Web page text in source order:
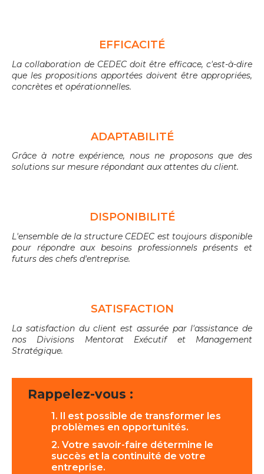
EFFICACITÉ
La collaboration de CEDEC doit être efficace, c'est-à-dire
que les propositions apportées doivent être appropriées,
concrètes et opérationnelles.
ADAPTABILITÉ
Grâce à notre expérience, nous ne proposons que des
solutions sur mesure répondant aux attentes du client.
DISPONIBILITÉ
L'ensemble de la structure CEDEC est toujours disponible
pour répondre aux besoins professionnels présents et
futurs des chefs d'entreprise.
SATISFACTION
La satisfaction du client est assurée par l'assistance de
nos Divisions Mentorat Exécutif et Management
Stratégique.
Rappelez-vous :
1. Il est possible de transformer les
problèmes en opportunités.
2. Votre savoir-faire détermine le
succès et la continuité de votre
entreprise.